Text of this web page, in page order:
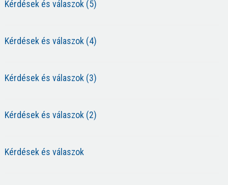
Kérdések és válaszok (5)
Kérdések és válaszok (4)
Kérdések és válaszok (3)
Kérdések és válaszok (2)
Kérdések és válaszok